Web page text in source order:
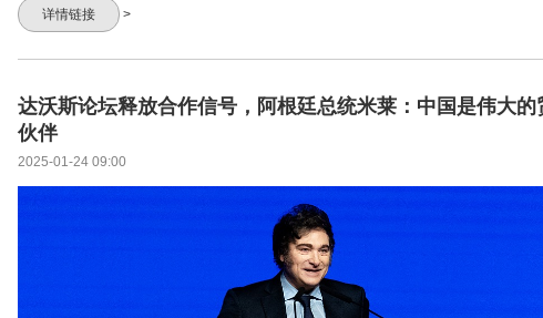
详情链接 >
达沃斯论坛释放合作信号，阿根廷总统米莱：中国是伟大的
伙伴
2025-01-24 09:00